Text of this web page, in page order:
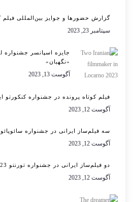
گزارش حضورها و جوایز بین‌المللی فیلم
سپتامبر 23, 2023
جایزه اسپانسر جشنواره
«نگهبان»
آگوست 13, 2023
فیلم کوتاه پرونده در جشنواره کنکورتو
آگوست 12, 2023
سه فیلم‌ساز ایرانی در جشنواره سائوپائولو
آگوست 12, 2023
دو فیلم‌ساز ایرانی در جشنواره تورنتو 2023
آگوست 12, 2023